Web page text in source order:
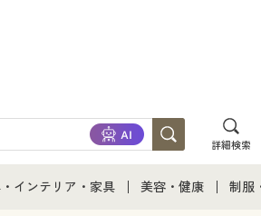
詳細検索
インテリア・家具 美容・健康 制服